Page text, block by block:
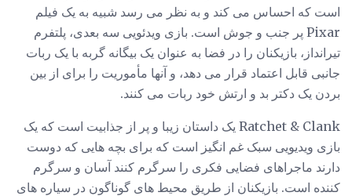
است که احساس می کند و به نظر می رسد شبیه به یک فیلم
Pixar پر جنب و جوش است. بازی ویدئویی سه بعدی، پلتفرم
تیرانداز، بازیکنان را در فضا به عنوان یک بیگانه گربه با یک ربات
جانبی قابل اعتماد قرار می دهد، و آنها مأموریت را برای از بین
بردن یک دکتر بد و ارتش خود ربات می کنند.
Ratchet & Clank یک داستان زیبا و پر از جذابیت است که یک
بازی ویدیویی سبک غم انگیز است که برای بچه هایی که دوست
دارند ماجراهای فضایی فکری را سرگرم کنند آسان و سرگرم
کننده است. بازیکنان از طریق محیط های گوناگون در سیاره های